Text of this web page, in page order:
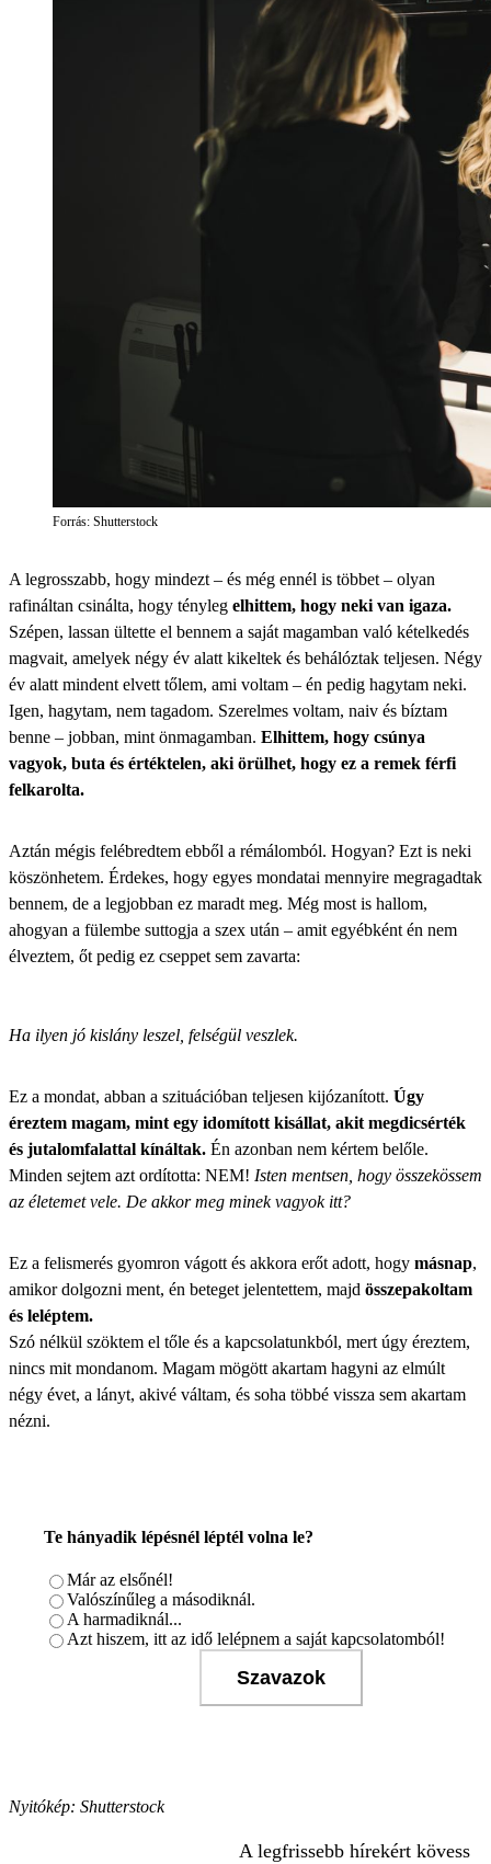
Forrás: Shutterstock
A legrosszabb, hogy mindezt – és még ennél is többet – olyan
rafináltan csinálta, hogy tényleg elhittem, hogy neki van igaza.
Szépen, lassan ültette el bennem a saját magamban való kételkedés
magvait, amelyek négy év alatt kikeltek és behálóztak teljesen. Négy
év alatt mindent elvett tőlem, ami voltam – én pedig hagytam neki.
Igen, hagytam, nem tagadom. Szerelmes voltam, naiv és bíztam
benne – jobban, mint önmagamban. Elhittem, hogy csúnya
vagyok, buta és értéktelen, aki örülhet, hogy ez a remek férfi
felkarolta.
Aztán mégis felébredtem ebből a rémálomból. Hogyan? Ezt is neki
köszönhetem. Érdekes, hogy egyes mondatai mennyire megragadtak
bennem, de a legjobban ez maradt meg. Még most is hallom,
ahogyan a fülembe suttogja a szex után – amit egyébként én nem
élveztem, őt pedig ez cseppet sem zavarta:
Ha ilyen jó kislány leszel, felségül veszlek.
Ez a mondat, abban a szituációban teljesen kijózanított. Úgy
éreztem magam, mint egy idomított kisállat, akit megdicsérték
és jutalomfalattal kínáltak. Én azonban nem kértem belőle.
Minden sejtem azt ordította: NEM! Isten mentsen, hogy összekössem
az életemet vele. De akkor meg minek vagyok itt?
Ez a felismerés gyomron vágott és akkora erőt adott, hogy másnap,
amikor dolgozni ment, én beteget jelentettem, majd összepakoltam
és leléptem.
Szó nélkül szöktem el tőle és a kapcsolatunkból, mert úgy éreztem,
nincs mit mondanom. Magam mögött akartam hagyni az elmúlt
négy évet, a lányt, akivé váltam, és soha többé vissza sem akartam
nézni.
Te hányadik lépésnél léptél volna le?
Már az elsőnél!
Valószínűleg a másodiknál.
A harmadiknál...
Azt hiszem, itt az idő lelépnem a saját kapcsolatomból!
Szavazok
Nyitókép: Shutterstock
A legfrissebb hírekért kövess